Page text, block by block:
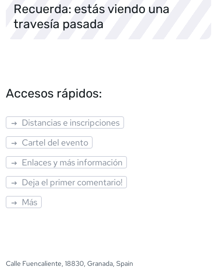
Recuerda: estás viendo una
travesía pasada
Accesos rápidos:
Distancias e inscripciones
Cartel del evento
Enlaces y más información
Deja el primer comentario!
Más
Calle Fuencaliente, 18830, Granada, Spain